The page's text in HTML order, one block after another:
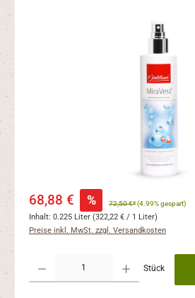
Verkaufspreis:
68,88 € % 72,50 €*(4.99% gespart)
Inhalt: 0.225 Liter (322,22 € / 1 Liter)
Preise inkl. MwSt. zzgl. Versandkosten
Stück